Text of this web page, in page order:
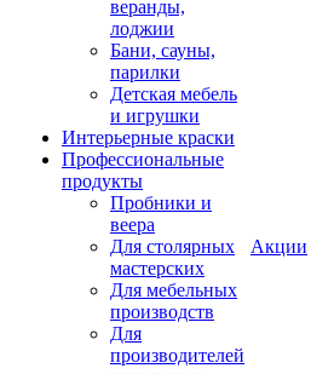
веранды,
лоджии
Бани, сауны,
парилки
Детская мебель
и игрушки
Интерьерные краски
Профессиональные
продукты
Пробники и
веера
Для столярных
мастерских
Для мебельных
производств
Для
производителей
Акции